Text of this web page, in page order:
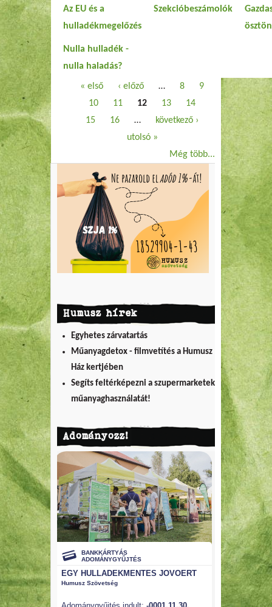
Az EU és a
hulladékmegelőzés
Szekcióbeszámolók
Nulla hulladék -
nulla haladás?
Oldalak« első ‹ előző … 8
9
10
11 12 13
14
15
16 …
következő ›
utolsó »
Még több...
Humusz hírek
Egyhetes zárvatartás
Műanyagdetox - filmvetítés a Humusz
Ház kertjében
Segíts feltérképezni a szupermarketek
műanyaghasználatát!
Adományozz!